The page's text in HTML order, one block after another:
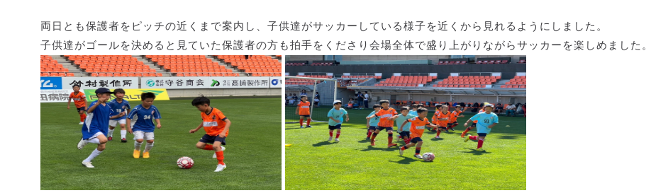
両日とも保護者をピッチの近くまで案内し、子供達がサッカーしている様子を近くから見れるようにしました。
子供達がゴールを決めると見ていた保護者の方も拍手をくださり会場全体で盛り上がりながらサッカーを楽しめました。